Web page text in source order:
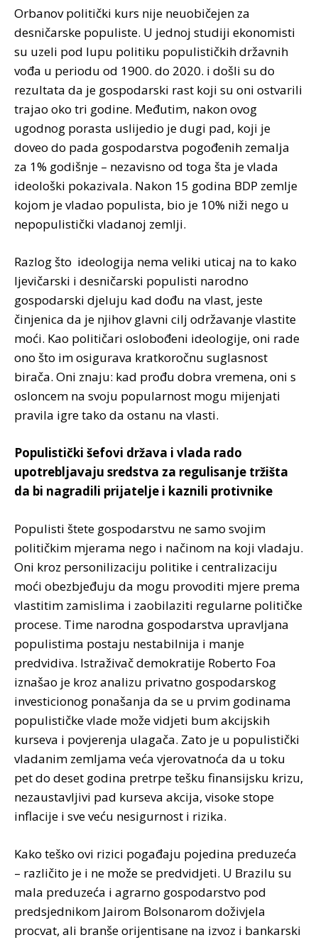
Orbanov politički kurs nije neuobičejen za
desničarske populiste. U jednoj studiji ekonomisti
su uzeli pod lupu politiku populističkih državnih
vođa u periodu od 1900. do 2020. i došli su do
rezultata da je gospodarski rast koji su oni ostvarili
trajao oko tri godine. Međutim, nakon ovog
ugodnog porasta uslijedio je dugi pad, koji je
doveo do pada gospodarstva pogođenih zemalja
za 1% godišnje – nezavisno od toga šta je vlada
ideološki pokazivala. Nakon 15 godina BDP zemlje
kojom je vladao populista, bio je 10% niži nego u
nepopulistički vladanoj zemlji.
Razlog što ideologija nema veliki uticaj na to kako
ljevičarski i desničarski populisti narodno
gospodarski djeluju kad dođu na vlast, jeste
činjenica da je njihov glavni cilj održavanje vlastite
moći. Kao političari oslobođeni ideologije, oni rade
ono što im osigurava kratkoročnu suglasnost
birača. Oni znaju: kad prođu dobra vremena, oni s
osloncem na svoju popularnost mogu mijenjati
pravila igre tako da ostanu na vlasti.
Populistički šefovi država i vlada rado
upotrebljavaju sredstva za regulisanje tržišta
da bi nagradili prijatelje i kaznili protivnike
Populisti štete gospodarstvu ne samo svojim
političkim mjerama nego i načinom na koji vladaju.
Oni kroz personilizaciju politike i centralizaciju
moći obezbjeđuju da mogu provoditi mjere prema
vlastitim zamislima i zaobilaziti regularne političke
procese. Time narodna gospodarstva upravljana
populistima postaju nestabilnija i manje
predvidiva. Istraživač demokratije Roberto Foa
iznašao je kroz analizu privatno gospodarskog
investicionog ponašanja da se u prvim godinama
populističke vlade može vidjeti bum akcijskih
kurseva i povjerenja ulagača. Zato je u populistički
vladanim zemljama veća vjerovatnoća da u toku
pet do deset godina pretrpe tešku finansijsku krizu,
nezaustavljivi pad kurseva akcija, visoke stope
inflacije i sve veću nesigurnost i rizika.
Kako teško ovi rizici pogađaju pojedina preduzeća
– različito je i ne može se predvidjeti. U Brazilu su
mala preduzeća i agrarno gospodarstvo pod
predsjednikom Jairom Bolsonarom doživjela
procvat, ali branše orijentisane na izvoz i bankarski